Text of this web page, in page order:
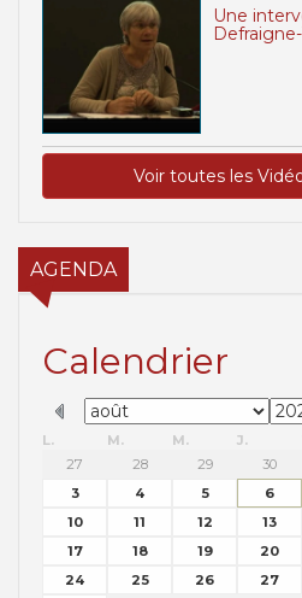
Une
Voir toutes les
AGENDA
Calendrier
L. M. M. J.
27
28 29 30
3
4 5 6
10
11 12 13
17
18 19 20
24
25 26 27